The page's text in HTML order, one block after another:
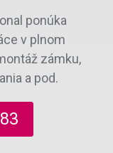
ponúka
v plnom
zámku,
a pod.